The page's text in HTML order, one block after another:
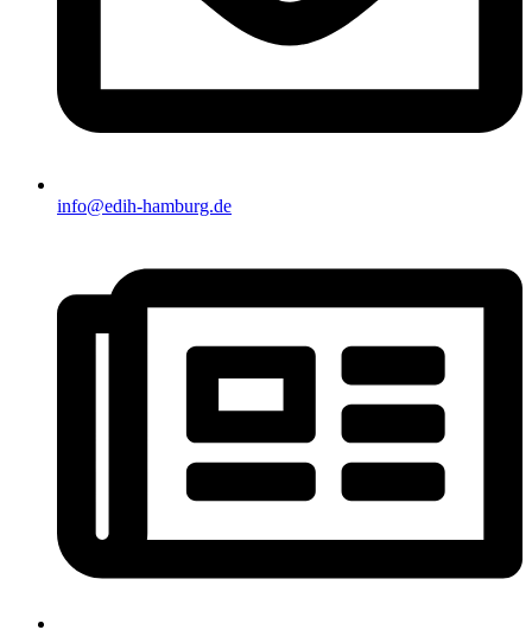
info@edih-hamburg.de